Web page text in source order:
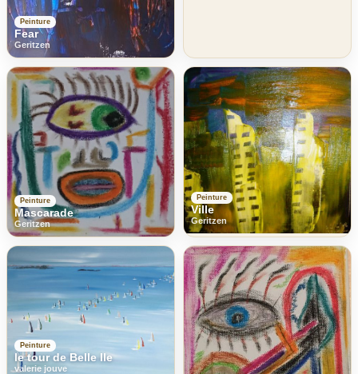
Peinture
Fear
Geritzen
Peinture
Mascarade
Geritzen
Peinture
Ville
Geritzen
Peinture
le tour de Belle Ile
valerie jouve